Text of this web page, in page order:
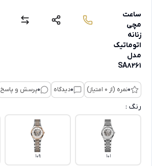
ساعت
مچی
زنانه
اتوماتیک
مدل
SA8261
0نمره (از 0 امتیاز) 0دیدگاه 0پرسش و پاسخ
رنگ :
101
109